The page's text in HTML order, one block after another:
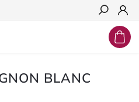
Hľadať
BLANC